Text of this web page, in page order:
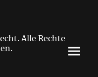
Alle Rechte